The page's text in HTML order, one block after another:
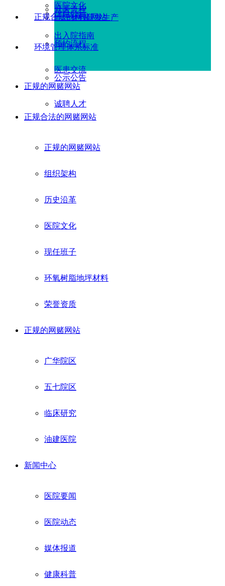
医院文化
就医流程
出入院指南
信息公示
地坪材料研发生产
预约流程
医患交流
正规合法的网赌网站
环境管理体系标准
公示公告
诚聘人才
正规的网赌网站
正规合法的网赌网站
正规的网赌网站
组织架构
历史沿革
医院文化
现任班子
环氧树脂地坪材料
荣誉资质
正规的网赌网站
广华院区
五七院区
临床研究
油建医院
新闻中心
医院要闻
医院动态
媒体报道
健康科普